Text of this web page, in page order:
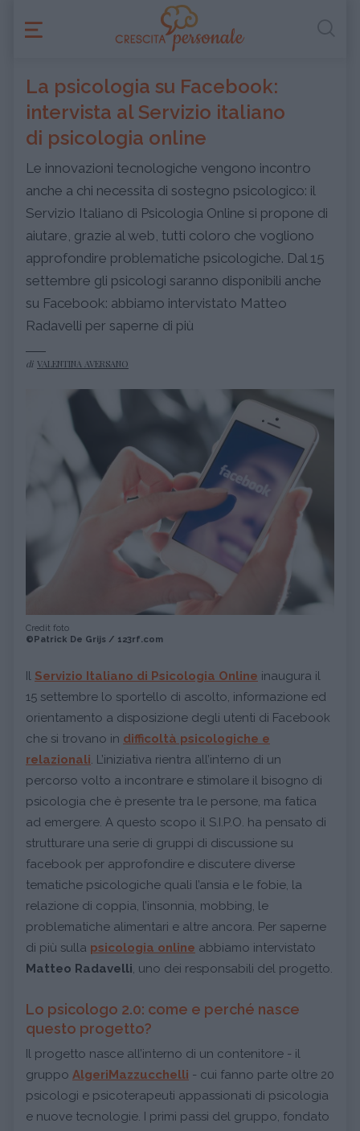
La psicologia su Facebook:
intervista al Servizio italiano
di psicologia online
Le innovazioni tecnologiche vengono incontro
anche a chi necessita di sostegno psicologico: il
Servizio Italiano di Psicologia Online si propone di
aiutare, grazie al web, tutti coloro che vogliono
approfondire problematiche psicologiche. Dal 15
settembre gli psicologi saranno disponibili anche
su Facebook: abbiamo intervistato Matteo
Radavelli per saperne di più
di VALENTINA AVERSANO
Credit foto
©Patrick De Grijs / 123rf.com
Il Servizio Italiano di Psicologia Online inaugura il
15 settembre lo sportello di ascolto, informazione ed
orientamento a disposizione degli utenti di Facebook
che si trovano in difficoltà psicologiche e
relazionali. L’iniziativa rientra all’interno di un
percorso volto a incontrare e stimolare il bisogno di
psicologia che è presente tra le persone, ma fatica
ad emergere. A questo scopo il S.I.P.O. ha pensato di
strutturare una serie di gruppi di discussione su
facebook per approfondire e discutere diverse
tematiche psicologiche quali l’ansia e le fobie, la
relazione di coppia, l’insonnia, mobbing, le
problematiche alimentari e altre ancora. Per saperne
di più sulla psicologia online abbiamo intervistato
Matteo Radavelli, uno dei responsabili del progetto.
Lo psicologo 2.0: come e perché nasce
questo progetto?
Il progetto nasce all’interno di un contenitore - il
gruppo AlgeriMazzucchelli - cui fanno parte oltre 20
psicologi e psicoterapeuti appassionati di psicologia
e nuove tecnologie. I primi passi del gruppo, fondato